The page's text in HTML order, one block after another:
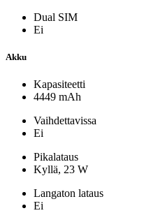
Dual SIM
Ei
Akku
Kapasiteetti
4449 mAh
Vaihdettavissa
Ei
Pikalataus
Kyllä, 23 W
Langaton lataus
Ei